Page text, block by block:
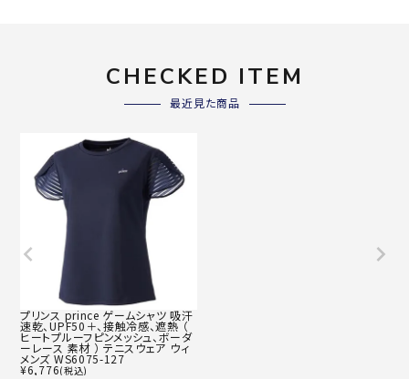
CHECKED ITEM
最近見た商品
プリンス prince ゲームシャツ 吸汗
速乾、UPF50＋、接触冷感、遮熱 （
ヒートプルーフピンメッシュ、ボーダ
ーレース 素材 ） テニスウェア ウィ
メンズ WS6075-127
¥6,776(税込)